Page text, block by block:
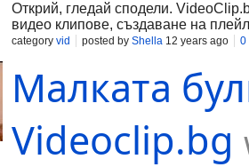
Открий, гледай сподели.
видео клипове, създаване на
category vid posted by Shella 12 years ago 0
Малката
Videoclip.bg